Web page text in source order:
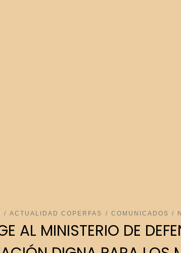
ACTUALIDAD COPERFAS COMUNICADOS
AL MINISTERIO DE